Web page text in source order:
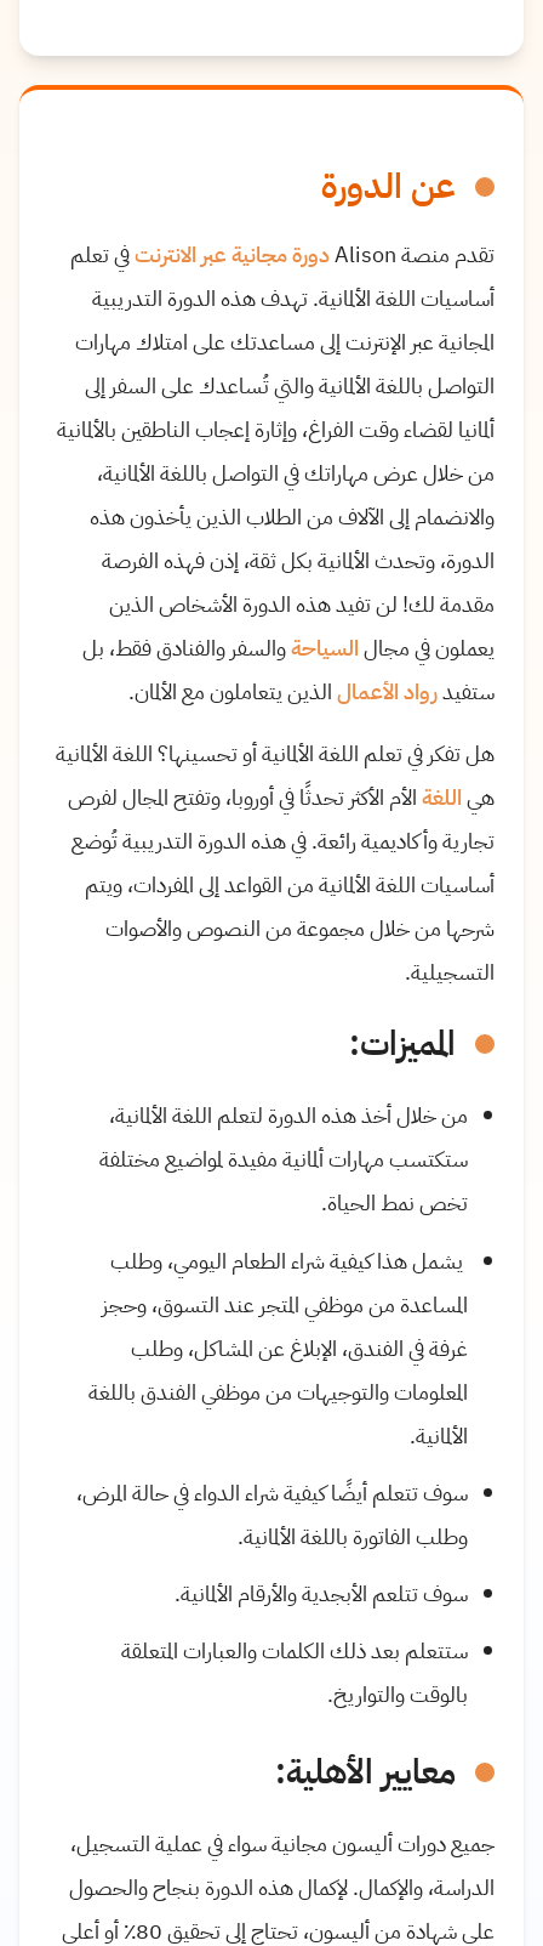
عن الدورة
تقدم منصة Alison دورة مجانية عبر الانترنتفي تعلم
أساسيات اللغة الألمانية. تهدف هذه الدورة التدريبية
المجانية عبر الإنترنت إلى مساعدتك على امتلاك مهارات
التواصل باللغة الألمانية والتي تُساعدك على السفر إلى
ألمانيا لقضاء وقت الفراغ، وإثارة إعجاب الناطقين بالألمانية
من خلال عرض مهاراتك في التواصل باللغة الألمانية،
والانضمام إلى الآلاف من الطلاب الذين يأخذون هذه
الدورة، وتحدث الألمانية بكل ثقة، إذن فهذه الفرصة
مقدمة لك! لن تفيد هذه الدورة الأشخاص الذين
يعملون في مجالالسياحةوالسفر والفنادق فقط، بل
ستفيدرواد الأعمالالذين يتعاملون مع الألمان.
هل تفكر في تعلم اللغة الألمانية أو تحسينها؟ اللغة الألمانية
هياللغةالأم الأكثر تحدثًا في أوروبا، وتفتح المجال لفرص
تجارية وأكاديمية رائعة. في هذه الدورة التدريبية تُوضع
أساسيات اللغة الألمانية من القواعد إلى المفردات، ويتم
شرحها من خلال مجموعة من النصوص والأصوات
التسجيلية.
المميزات:
من خلال أخذ هذه الدورة لتعلم اللغة الألمانية،
ستكتسب مهارات ألمانية مفيدة لمواضيع مختلفة
تخص نمط الحياة.
يشمل هذا كيفية شراء الطعام اليومي، وطلب
المساعدة من موظفي المتجر عند التسوق، وحجز
غرفة في الفندق، الإبلاغ عن المشاكل، وطلب
المعلومات والتوجيهات من موظفي الفندق باللغة
الألمانية.
سوف تتعلم أيضًا كيفية شراء الدواء في حالة المرض،
وطلب الفاتورة باللغة الألمانية.
سوف تتلعم الأبجدية والأرقام الألمانية.
ستتعلم بعد ذلك الكلمات والعبارات المتعلقة
بالوقت والتواريخ.
معايير الأهلية:
جميع دورات أليسون مجانية سواء في عملية التسجيل،
الدراسة، والإكمال. لإكمال هذه الدورة بنجاح والحصول
على شهادة من أليسون، تحتاج إلى تحقيق 80٪ أو أعلى